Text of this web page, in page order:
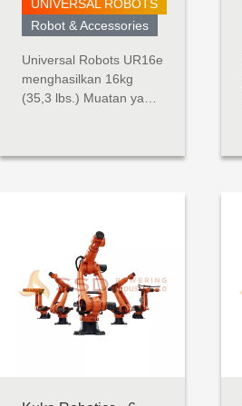
UNIVERSAL ROBOTS
Robot & Accessories
Universal Robots UR16e
menghasilkan 16kg
(35,3 lbs.) Muatan yang
ideal untuk digunakan
dan aplikasi penggerak
sekrup dan mur. Robot
pembangkit tenaga...